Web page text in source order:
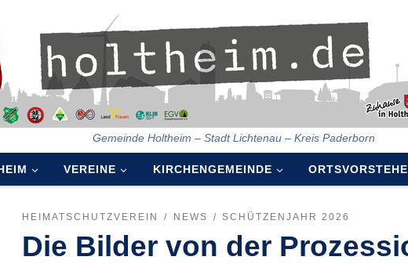
Gemeinde Holtheim – Stadt Lichtenau – Kreis Paderborn
VEREINE KIRCHENGEMEINDE
HEIMATSCHUTZVEREIN NEWS SCHÜTZENJAHR 2026
Die Bilder von der